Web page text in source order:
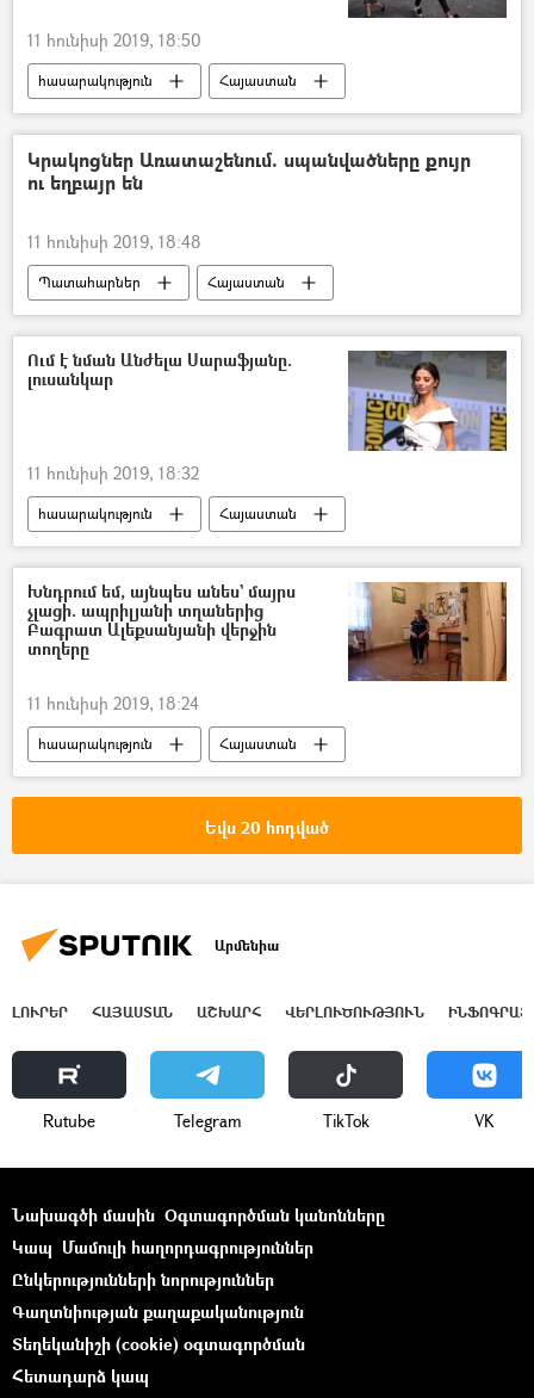
11 հունիսի 2019, 18:50
հասարակություն
Հայաստան
Նազենի Հովհաննիսյան
Սոֆի Մխեյան
Լուսանկար
Կրակոցներ Առատաշենում. սպանվածները քույր
ու եղբայր են
11 հունիսի 2019, 18:48
Պատահարներ
Հայաստան
Սպանություն
կրակոց
Արմավիր
ՀՀ Ոստիկանություն
Վթար, պատահար, սպանություն, գողություն
Ում է նման Անժելա Սարաֆյանը.
լուսանկար
11 հունիսի 2019, 18:32
հասարակություն
Հայաստան
Լուսանկար
Անժելա Սարաֆյան
Խնդրում եմ, այնպես անես` մայրս
չլացի. ապրիլյանի տղաներից
Բագրատ Ալեքսանյանի վերջին
տողերը
11 հունիսի 2019, 18:24
հասարակություն
Հայաստան
Էքսկլյուզիվ
Բագրատ Ալեքսանյան
Եվս 20 հոդված
Արմենիա
ԼՈՒՐԵՐ ՀԱՅԱՍՏԱՆ ԱՇԽԱՐՀ ՎԵՐԼՈՒԾՈՒԹՅՈՒՆ
Rutube Telegram ТikТоk VK
Նախագծի մասին Օգտագործման կանոնները
Կապ Մամուլի հաղորդագրություններ
Ընկերությունների նորություններ
Գաղտնիության քաղաքականություն
Տեղեկանիշի (cookie) օգտագործման
Հետադարձ կապ